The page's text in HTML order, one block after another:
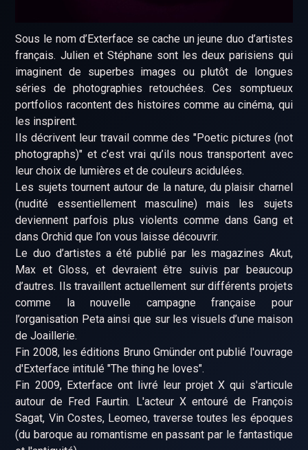
Sous le nom d’Exterface se cache un jeune duo d’artistes
français. Julien et Stéphane sont les deux parisiens qui
imaginent de superbes images ou plutôt de longues
séries de photographies retouchées. Ces somptueux
portfolios racontent des histoires comme au cinéma, qui
les inspirent.
Ils décrivent leur travail comme des "Poetic pictures (not
photographs)" et c’est vrai qu’ils nous transportent avec
leur choix de lumières et de couleurs acidulées.
Les sujets tournent autour de la nature, du plaisir charnel
(nudité essentiellement masculine) mais les sujets
deviennent parfois plus violents comme dans Gang et
dans Orchid que l’on vous laisse découvrir.
Le duo d’artistes a été publié par les magazines Akut,
Max et Gloss, et devraient être suivis par beaucoup
d’autres. Ils travaillent actuellement sur différents projets
comme la nouvelle campagne française pour
l’organisation Peta ainsi que sur les visuels d’une maison
de Joaillerie.
Fin 2008, les éditions Bruno Gmünder ont publié l'ouvrage
d'Exterface intitulé "The thing he loves".
Fin 2009, Exterface ont livré leur projet X qui s'articule
autour de Fred Faurtin. L'acteur X entouré de François
Sagat, Vin Costes, Leomeo, traverse toutes les époques
(du baroque au romantisme en passant par le fantastique